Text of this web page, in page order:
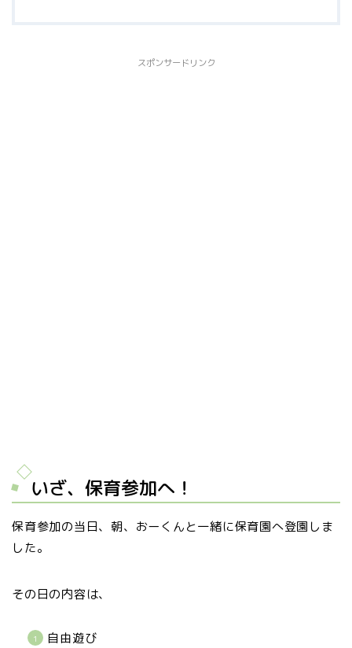
スポンサードリンク
いざ、保育参加へ！
保育参加の当日、朝、おーくんと一緒に保育園へ登園しま
した。
その日の内容は、
自由遊び